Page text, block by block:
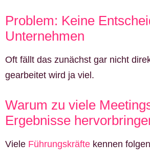
Problem: Keine
Unternehmen
Oft fällt das zunächst gar nicht
gearbeitet wird ja viel.
Warum zu viele
Ergebnisse
Viele Führungskräfte kennen